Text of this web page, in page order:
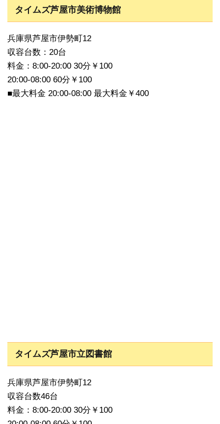
タイムズ芦屋市美術博物館
兵庫県芦屋市伊勢町12
収容台数：20台
料金：8:00-20:00 30分￥100
20:00-08:00 60分￥100
■最大料金 20:00-08:00 最大料金￥400
タイムズ芦屋市立図書館
兵庫県芦屋市伊勢町12
収容台数46台
料金：8:00-20:00 30分￥100